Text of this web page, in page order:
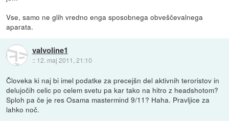
Vse, samo ne glih vredno enga sposobnega obveščevalnega
aparata.
valvoline1
:: 12. maj 2011, 21:10
Človeka ki naj bi imel podatke za precejšn del aktivnih teroristov in
delujočih celic po celem svetu pa kar tako na hitro z headshotom?
Sploh pa če je res Osama mastermind 9/11? Haha. Pravljice za
lahko noč.